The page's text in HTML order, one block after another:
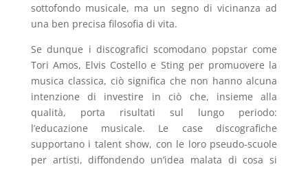
sottofondo musicale, ma un segno di vicinanza ad
una ben precisa filosofia di vita.
Se dunque i discografici scomodano popstar come
Tori Amos, Elvis Costello e Sting per promuovere la
musica classica, ciò significa che non hanno alcuna
intenzione di investire in ciò che, insieme alla
qualità, porta risultati sul lungo periodo:
l’educazione musicale. Le case discografiche
supportano i talent show, con le loro pseudo-scuole
per artisti, diffondendo un’idea malata di cosa si